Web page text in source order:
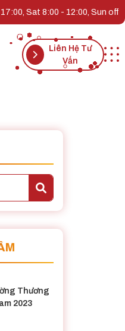
17:00, Sat 8:00 - 12:00, Sun off
Liên Hệ Tư
Vấn
Thương
2023